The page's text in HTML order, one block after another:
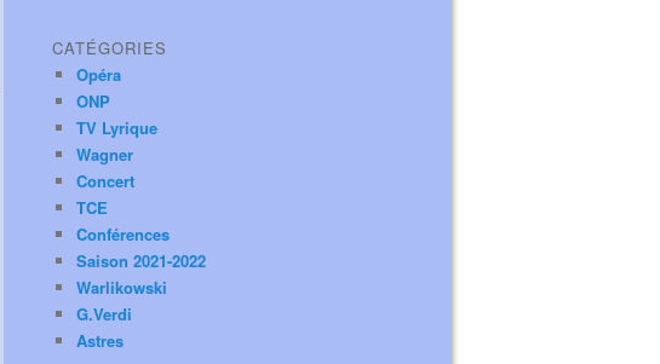
CATÉGORIES
Opéra
ONP
TV Lyrique
Wagner
Concert
TCE
Conférences
Saison 2021-2022
Warlikowski
G.Verdi
Astres